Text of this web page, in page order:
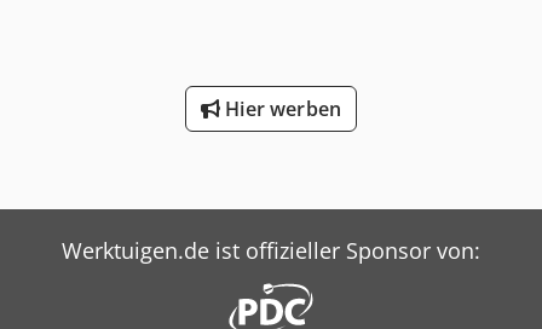
Hier werben
Werktuigen.de ist offizieller Sponsor von: